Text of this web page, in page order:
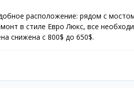
расположение: рядом с
в стиле Евро Люкс, все
снижена с 800$ до 650$.